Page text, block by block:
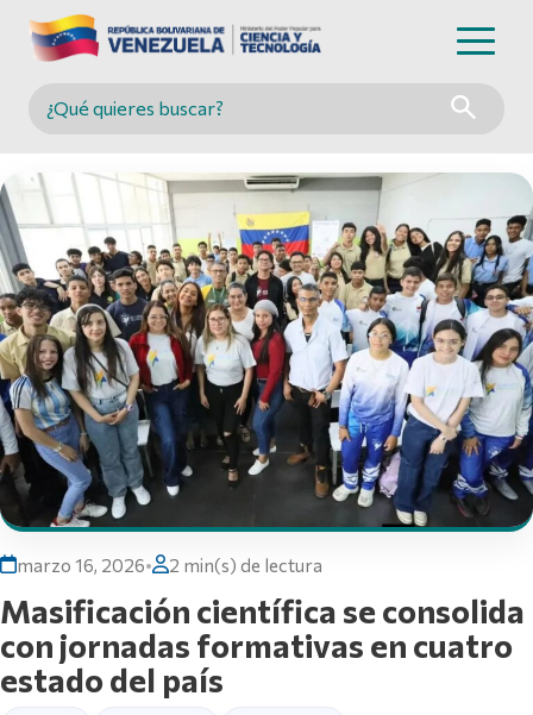
Buscar en MINCYT
marzo 16, 2026• 2 min(s) de lectura
Masificación científica se consolida
con jornadas formativas en cuatro
estado del país